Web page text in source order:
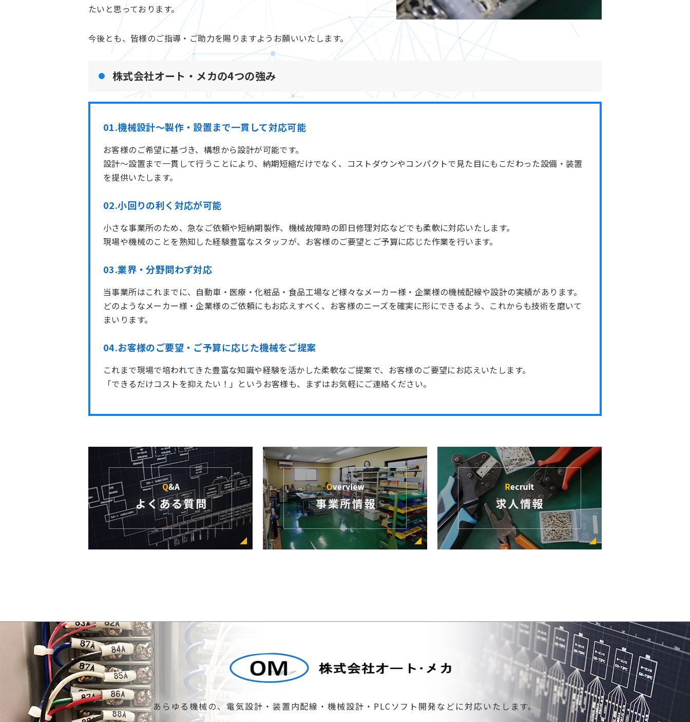
たいと思っております。
今後とも、皆様のご指導・ご助力を賜りますようお願いいたします。
株式会社オート・メカの4つの強み
01.機械設計～製作・設置まで一貫して対応可能
お客様のご希望に基づき、構想から設計が可能です。
設計～設置まで一貫して行うことにより、納期短縮だけでなく、コストダウンやコンパクトで見た目にもこだわった設備・装置
を提供いたします。
02.小回りの利く対応が可能
小さな事業所のため、急なご依頼や短納期製作、機械故障時の即日修理対応などでも柔軟に対応いたします。
現場や機械のことを熟知した経験豊富なスタッフが、お客様のご要望とご予算に応じた作業を行います。
03.業界・分野問わず対応
当事業所はこれまでに、自動車・医療・化粧品・食品工場など様々なメーカー様・企業様の機械配線や設計の実績があります。
どのようなメーカー様・企業様のご依頼にもお応えすべく、お客様のニーズを確実に形にできるよう、これからも技術を磨いて
まいります。
04.お客様のご要望・ご予算に応じた機械をご提案
これまで現場で培われてきた豊富な知識や経験を活かした柔軟なご提案で、お客様のご要望にお応えいたします。
「できるだけコストを抑えたい！」というお客様も、まずはお気軽にご連絡ください。
あらゆる機械の、電気設計・装置内配線・機械設計・PLCソフト開発などに対応いたします。